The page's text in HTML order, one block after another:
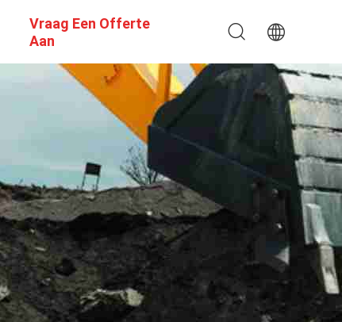
Vraag Een Offerte
Aan